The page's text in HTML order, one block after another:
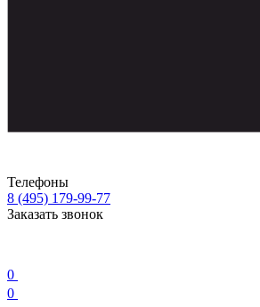
Телефоны
8 (495) 179-99-77
Заказать звонок
0
0